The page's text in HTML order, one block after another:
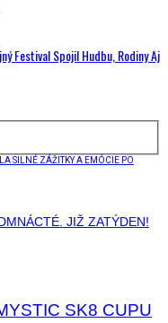
Festival Spojil Hudbu, Rodiny Aj
SILNÉ ZÁŽITKY A EMÓCIE PO
SK8 CUPU